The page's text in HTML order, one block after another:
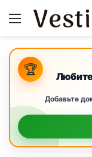
Menu
🏆
Добавьте